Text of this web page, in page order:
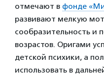
отмечают в фонде
развивают мелкую
сообразительность и
возрастов. Оригами
детской психики, а
использовать в